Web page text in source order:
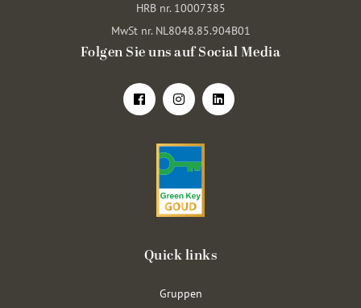
HRB nr. 10007385
MwSt nr. NL8048.85.904B01
Folgen Sie uns auf Social Media
Quick links
Gruppen